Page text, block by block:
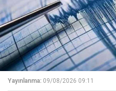
Yayınlanma: 09/08/2026 09:11